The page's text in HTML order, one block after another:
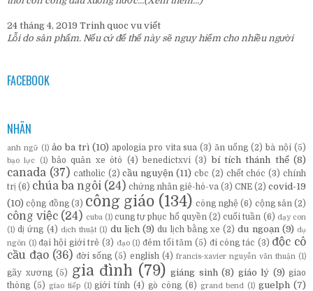
24 tháng 4, 2019 Trinh quoc vu viết
Lỗi do sản phẩm. Nếu cứ để thế này sẽ nguy hiểm cho nhiều người
FACEBOOK
NHÃN
anh ngữ (1) ảo ba trì (10) apologia pro vita sua (3) ăn uống (2) bà nội (5)
bạo lực (1) bảo quản xe ôtô (4) benedictxvi (3) bí tích thánh thể (8)
canada (37) catholic (2) cầu nguyện (11) cbc (2) chết chóc (3) chính
trị (6) chúa ba ngôi (24) chứng nhân giê-hô-va (3) CNE (2) covid-19
(10) cộng đồng (3) công giáo (134) công nghệ (6) cộng sản (2)
công việc (24) cuba (1) cung tự phục hổ quyền (2) cuối tuần (6) dạy con
(1) dị ứng (4) dịch thuật (1) du lịch (9) du lịch bằng xe (2) du ngoạn (9) dụ
ngôn (1) đại hội giới trẻ (3) đạo (1) đêm tối tăm (5) đi công tác (3) độc cô
cầu đạo (36) đời sống (5) english (4) francis-xavier nguyễn văn thuận (1)
gãy xương (5) gia đình (79) giáng sinh (8) giáo lý (9) giao
thông (5) giao tiếp (1) giới tính (4) gò công (6) grand bend (1) guelph (7)